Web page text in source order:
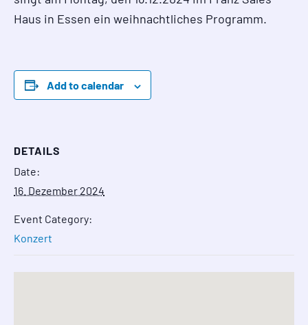
Haus in Essen ein weihnachtliches Programm.
Add to calendar
DETAILS
Date:
16. Dezember 2024
Event Category:
Konzert